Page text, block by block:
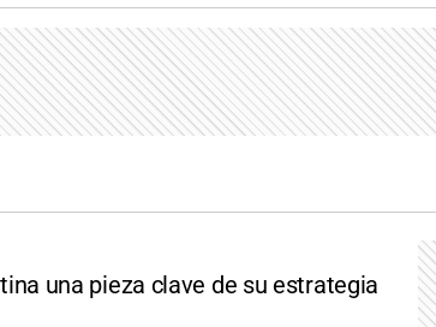
una pieza clave de su estrategia